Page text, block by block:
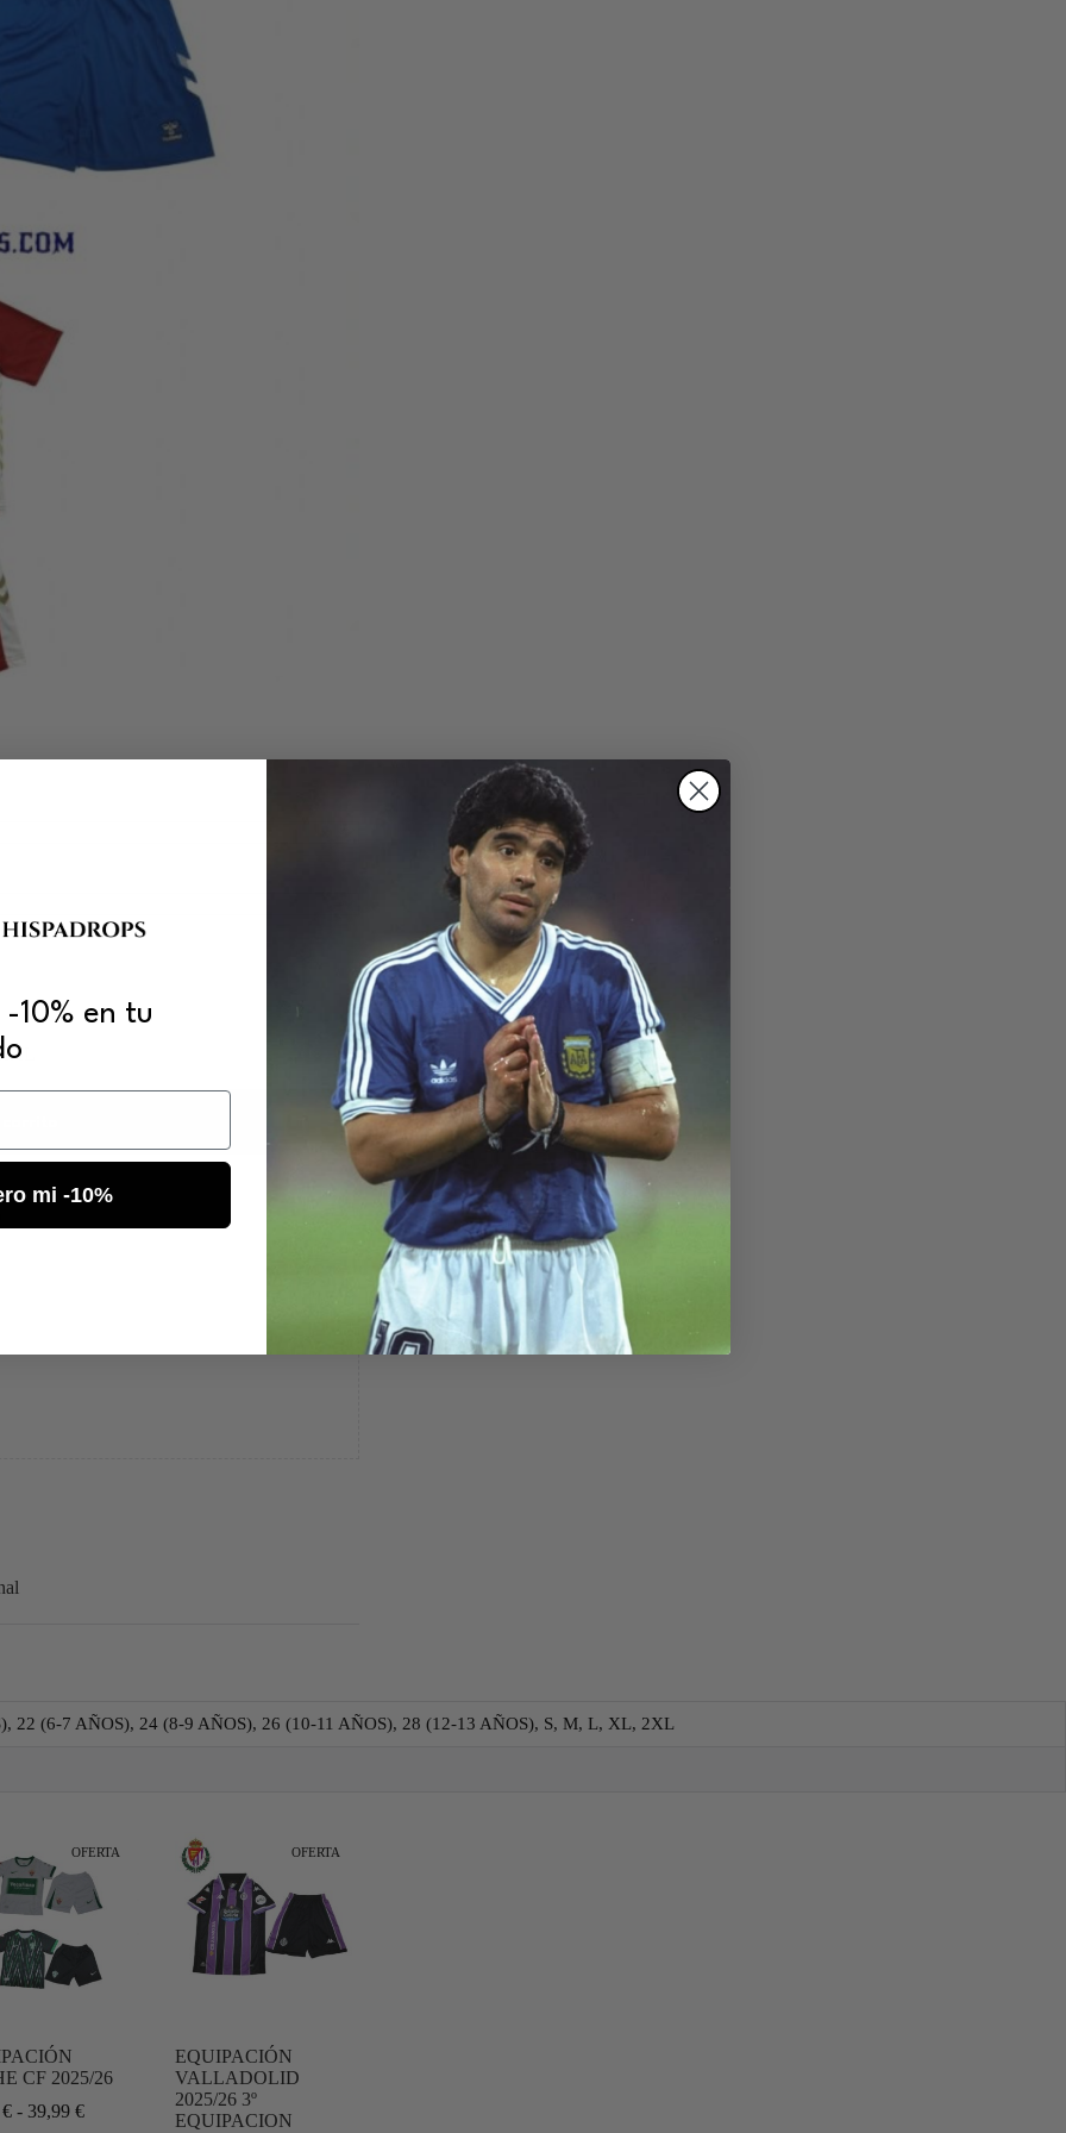
22 (6-7 AÑOS), 24 (8-9 AÑOS), 26 (10-11 AÑOS), 28 (12-13 AÑOS), S, M, L, XL, 2XL
OFERTA
CF 2025/26
€ - 39,99 €
OFERTA
EQUIPACIÓN
VALLADOLID
2025/26 3º
EQUIPACION
10% en tu
mi -10%